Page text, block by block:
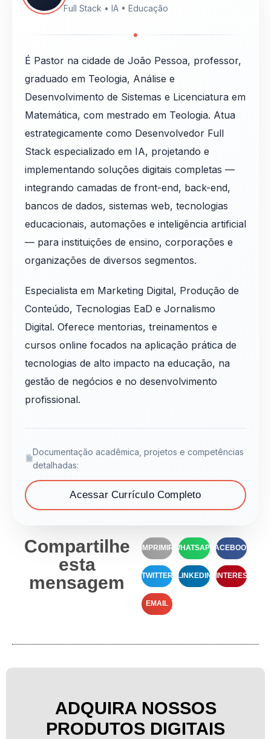
Full Stack • IA • Educação
É Pastor na cidade de João Pessoa, professor,
graduado em Teologia, Análise e
Desenvolvimento de Sistemas e Licenciatura em
Matemática, com mestrado em Teologia. Atua
estrategicamente como Desenvolvedor Full
Stack especializado em IA, projetando e
implementando soluções digitais completas —
integrando camadas de front-end, back-end,
bancos de dados, sistemas web, tecnologias
educacionais, automações e inteligência artificial
— para instituições de ensino, corporações e
organizações de diversos segmentos.
Especialista em Marketing Digital, Produção de
Conteúdo, Tecnologias EaD e Jornalismo
Digital. Oferece mentorias, treinamentos e
cursos online focados na aplicação prática de
tecnologias de alto impacto na educação, na
gestão de negócios e no desenvolvimento
profissional.
Documentação acadêmica, projetos e competências
detalhadas:
Acessar Currículo Completo
Compartilhe
esta
mensagem
IMPRIMIR WHATSAPP FACEBOOK
TWITTER LINKEDIN PINTEREST
EMAIL
ADQUIRA NOSSOS
PRODUTOS DIGITAIS